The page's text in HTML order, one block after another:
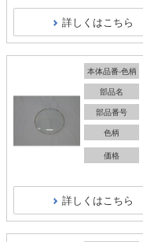
詳しくはこちら
本体品番-色柄
部品名
部品番号
色柄
価格
詳しくはこちら